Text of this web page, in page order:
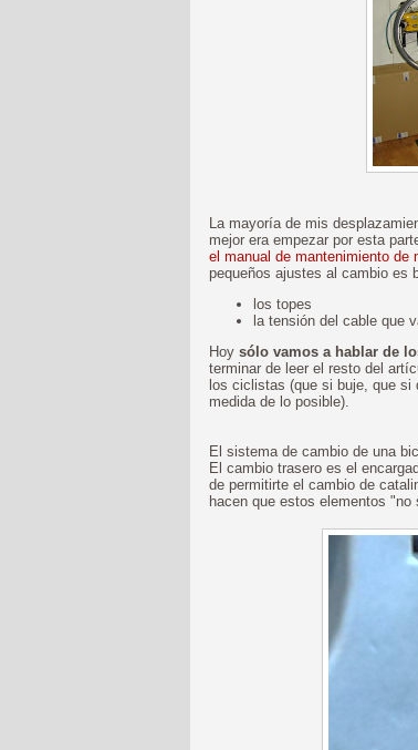
La mayoría de mis
mejor era empezar por esta
el manual de mantenimiento de
pequeños ajustes al cambio es
los topes
la tensión del cable que
Hoy sólo vamos a hablar de
terminar de leer el resto del
los ciclistas (que si buje, que
medida de lo posible).
El sistema de cambio de una
El cambio trasero es el
de permitirte el cambio de
hacen que estos elementos